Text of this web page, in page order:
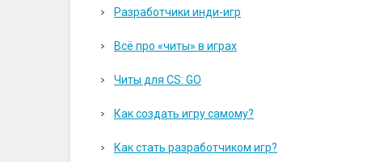
Разработчики инди-игр
Всё про «читы» в играх
Читы для CS: GO
Как создать игру самому?
Как стать разработчиком игр?